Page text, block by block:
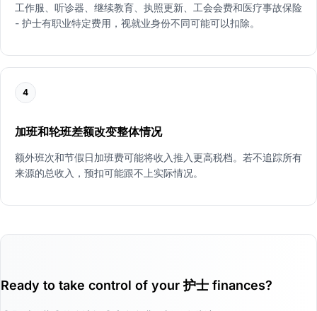
工作服、听诊器、继续教育、执照更新、工会会费和医疗事故保险
- 护士有职业特定费用，视就业身份不同可能可以扣除。
4
加班和轮班差额改变整体情况
额外班次和节假日加班费可能将收入推入更高税档。若不追踪所有
来源的总收入，预扣可能跟不上实际情况。
Ready to take control of your 护士 finances?